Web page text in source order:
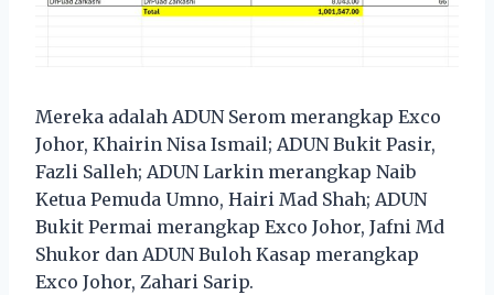
Mereka adalah ADUN Serom merangkap Exco
Johor, Khairin Nisa Ismail; ADUN Bukit Pasir,
Fazli Salleh; ADUN Larkin merangkap Naib
Ketua Pemuda Umno, Hairi Mad Shah; ADUN
Bukit Permai merangkap Exco Johor, Jafni Md
Shukor dan ADUN Buloh Kasap merangkap
Exco Johor, Zahari Sarip.